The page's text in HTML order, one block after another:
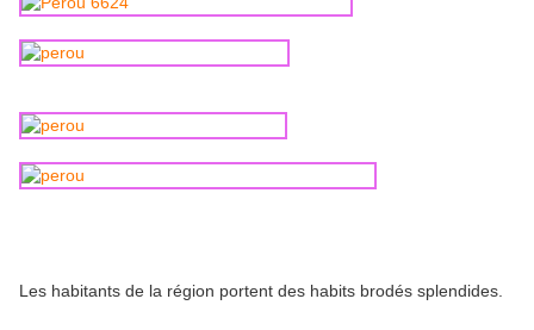
Les habitants de la région portent des habits brodés splendides.